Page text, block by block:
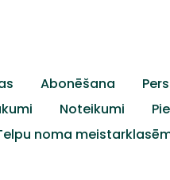
Abonēšana
Noteikumi
noma